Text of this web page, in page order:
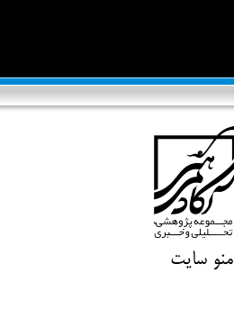
منو سایت